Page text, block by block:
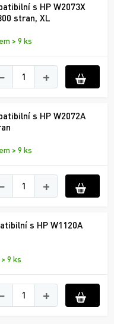
s HP W2073X
stran, XL
> 9 ks
+
s HP W2072A
> 9 ks
+
s HP W1120A
9 ks
+